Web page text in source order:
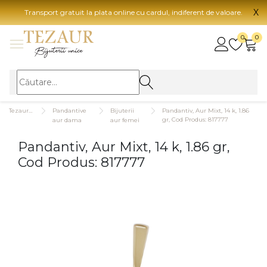
Transport gratuit la plata online cu cardul, indiferent de valoare. X
0 0
BIJUTERII
BIJUTERII FEMEI
Inele
Bratari
Pandantive
aur dama
Bijuterii
aur femei
Pandantiv, Aur Mixt, 14 k, 1.86
gr, Cod Produs: 817777
Pandantiv, Aur Mixt, 14 k, 1.86 gr,
Cod Produs: 817777